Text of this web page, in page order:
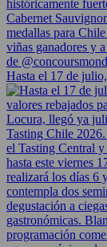
Hasta el 17 de